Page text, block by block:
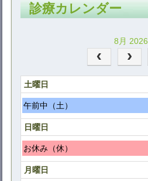
診療カレンダー
8月 2026
土曜日
土
曜
日,
8
月
1st
午前中（土）
日曜日
日
曜
日,
お休み（休）
月曜日